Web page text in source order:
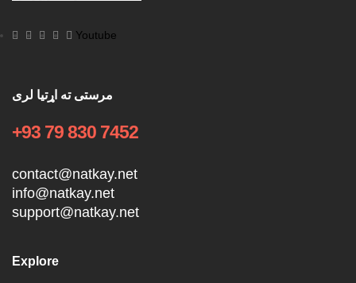
Youtube
مرستی ته اړتیا لری
+93 79 830 7452
contact@natkay.net
info@natkay.net
support@natkay.net
Explore